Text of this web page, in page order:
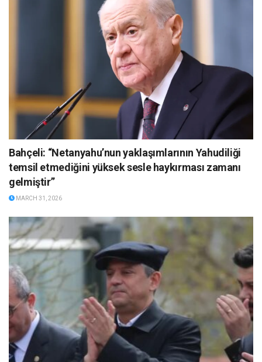
Bahçeli: “Netanyahu’nun yaklaşımlarının Yahudiliği
temsil etmediğini yüksek sesle haykırması zamanı
gelmiştir”
MARCH 31, 2026